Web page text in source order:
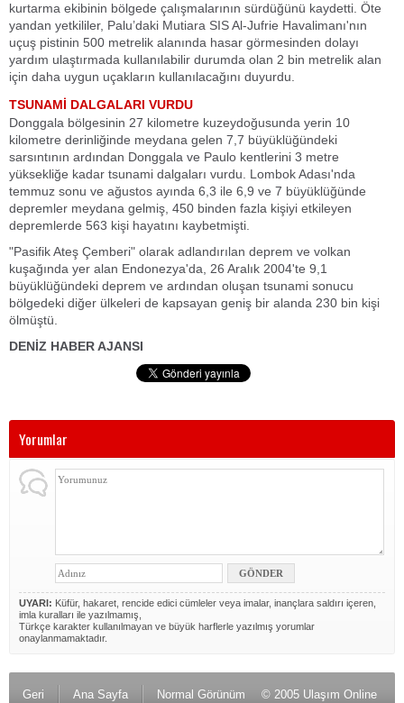
kurtarma ekibinin bölgede çalışmalarının sürdüğünü kaydetti. Öte
yandan yetkililer, Palu’daki Mutiara SIS Al-Jufrie Havalimanı'nın
uçuş pistinin 500 metrelik alanında hasar görmesinden dolayı
yardım ulaştırmada kullanılabilir durumda olan 2 bin metrelik alan
için daha uygun uçakların kullanılacağını duyurdu.
TSUNAMİ DALGALARI VURDU
Donggala bölgesinin 27 kilometre kuzeydoğusunda yerin 10
kilometre derinliğinde meydana gelen 7,7 büyüklüğündeki
sarsıntının ardından Donggala ve Paulo kentlerini 3 metre
yüksekliğe kadar tsunami dalgaları vurdu. Lombok Adası'nda
temmuz sonu ve ağustos ayında 6,3 ile 6,9 ve 7 büyüklüğünde
depremler meydana gelmiş, 450 binden fazla kişiyi etkileyen
depremlerde 563 kişi hayatını kaybetmişti.
"Pasifik Ateş Çemberi" olarak adlandırılan deprem ve volkan
kuşağında yer alan Endonezya'da, 26 Aralık 2004'te 9,1
büyüklüğündeki deprem ve ardından oluşan tsunami sonucu
bölgedeki diğer ülkeleri de kapsayan geniş bir alanda 230 bin kişi
ölmüştü.
DENİZ HABER AJANSI
Yorumlar
UYARI: Küfür, hakaret, rencide edici cümleler veya imalar, inançlara saldırı içeren,
imla kuralları ile yazılmamış,
Türkçe karakter kullanılmayan ve büyük harflerle yazılmış yorumlar
onaylanmamaktadır.
Geri Ana Sayfa Normal Görünüm © 2005 Ulaşım Online